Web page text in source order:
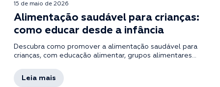
15 de maio de 2026
Alimentação saudável para crianças:
como educar desde a infância
Descubra como promover a alimentação saudável para
crianças, com educação alimentar, grupos alimentares...
Leia mais